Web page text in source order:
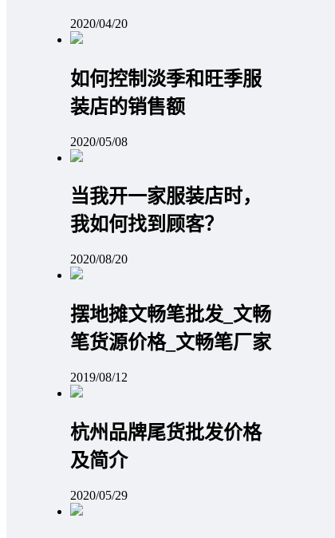
2020/04/20
如何控制淡季和旺季服
装店的销售额
2020/05/08
当我开一家服装店时，
我如何找到顾客？
2020/08/20
摆地摊文畅笔批发_文畅
笔货源价格_文畅笔厂家
2019/08/12
杭州品牌尾货批发价格
及简介
2020/05/29